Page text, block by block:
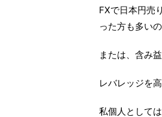
FXで日本円売
った方も多い
または、含み
レバレッジを
私個人として